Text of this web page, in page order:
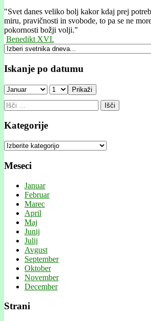
"Svet danes veliko bolj kakor kdaj prej
miru, pravičnosti in svobode, to pa se ne
pokornosti božji volji."
Benedikt XVI.
Iskanje po datumu
Prikaži
Išči:
Kategorije
Kategorije
Meseci
Januar
Februar
Marec
April
Maj
Junij
Julij
Avgust
September
Oktober
November
December
Strani